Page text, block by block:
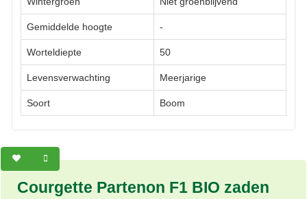
Gemiddelde hoogte -
Worteldiepte 50
Levensverwachting Meerjarige
Soort Boom
Courgette Partenon F1 BIO zaden